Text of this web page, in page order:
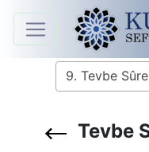
Anasayfa
9. Tevbe
Tevbe